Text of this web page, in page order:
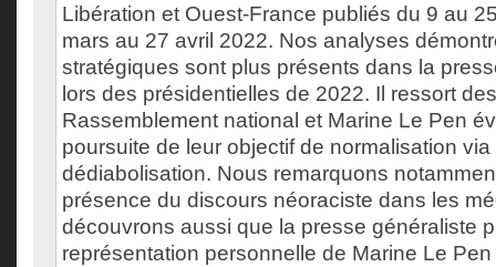
Libération et Ouest-France publiés du 9 au
mars au 27 avril 2022. Nos analyses
stratégiques sont plus présents dans la
lors des présidentielles de 2022. Il ressort
Rassemblement national et Marine Le Pen
poursuite de leur objectif de normalisation
dédiabolisation. Nous remarquons
présence du discours néoraciste dans les
découvrons aussi que la presse généraliste
représentation personnelle de Marine Le